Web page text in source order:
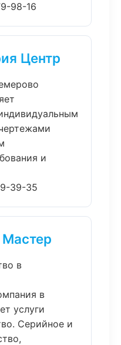
98-16
Центр
и
39-35
в
в
услуги
Серийное и